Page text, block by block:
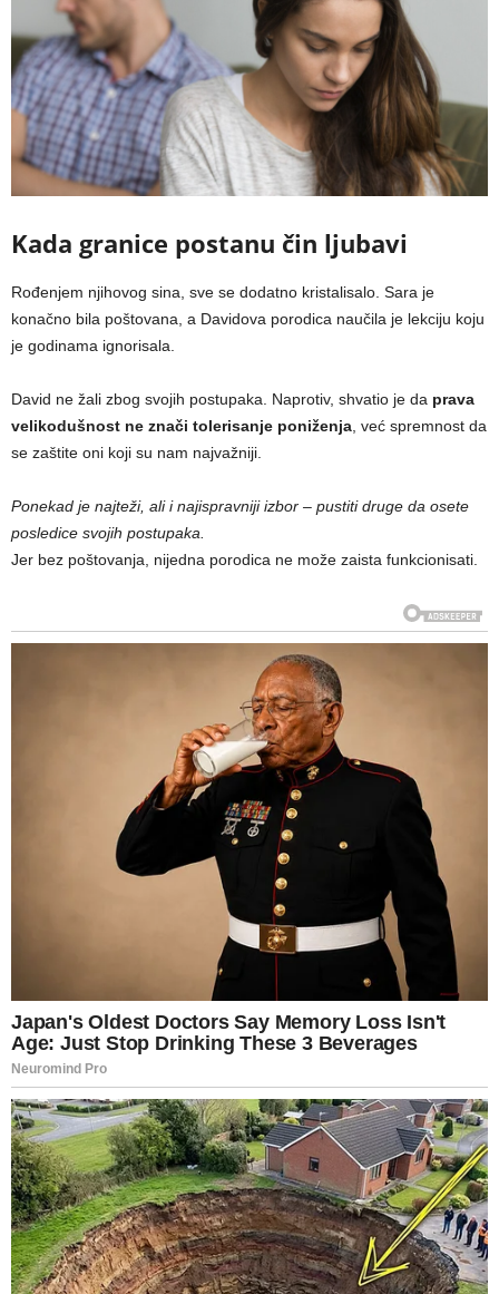
Kada granice postanu čin ljubavi
Rođenjem njihovog sina, sve se dodatno kristalisalo. Sara je
konačno bila poštovana, a Davidova porodica naučila je lekciju koju
je godinama ignorisala.
David ne žali zbog svojih postupaka. Naprotiv, shvatio je da prava
velikodušnost ne znači tolerisanje poniženja , već spremnost da
se zaštite oni koji su nam najvažniji.
Ponekad je najteži, ali i najispravniji izbor – pustiti druge da osete
posledice svojih postupaka.
Jer bez poštovanja, nijedna porodica ne može zaista funkcionisati.